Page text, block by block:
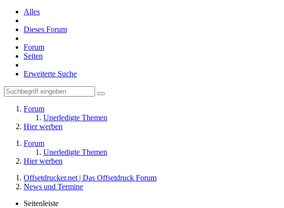
Alles
Dieses Forum
Forum
Seiten
Erweiterte Suche
Forum
Unerledigte Themen
Hier werben
Forum
Unerledigte Themen
Hier werben
Offsetdrucker.net | Das Offsetdruck Forum
News und Termine
Seitenleiste